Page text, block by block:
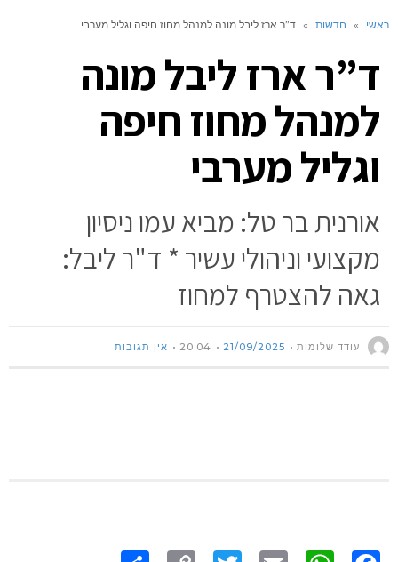
ראשי » חדשות » ד”ר ארז ליבל מונה למנהל מחוז חיפה וגליל מערבי
ד”ר ארז ליבל מונה
למנהל מחוז חיפה
וגליל מערבי
אורנית בר טל: מביא עמו ניסיון
מקצועי וניהולי עשיר * ד"ר ליבל:
גאה להצטרף למחוז
עודד שלומות 21/09/2025
20:04 אין תגובות